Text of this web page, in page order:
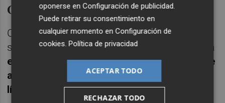
Contaminación del Mediterráneo
Con motivo de las inspecciones realizadas,
se comprobó por los agentes del Seprona,
la
existencia de continuos vertidos a la red de
alcantarillado en valores superiores a los
límites establecidos.
oponerse enConfiguración de publicidad
Puede retirar su consentimiento en
cualquier momento enConfiguración de
cookies .Política de privacidad
ACEPTAR TODO
RECHAZAR TODO